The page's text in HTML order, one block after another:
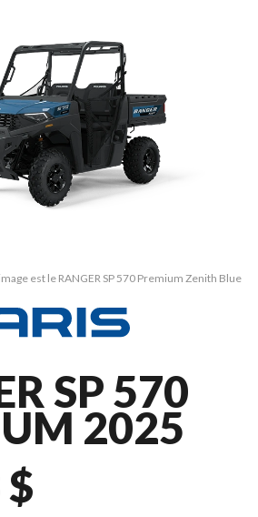
est le RANGER SP 570 Premium Zenith Blue
SP 570
2025